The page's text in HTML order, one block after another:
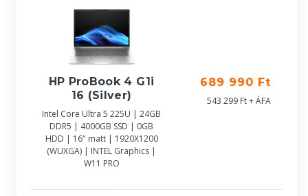
HP ProBook 4 G1i
16 (Silver)
Intel Core Ultra 5 225U | 24GB
DDR5 | 4000GB SSD | 0GB
HDD | 16" matt | 1920X1200
(WUXGA) | INTEL Graphics |
W11 PRO
689 990 Ft
543 299 Ft + ÁFA